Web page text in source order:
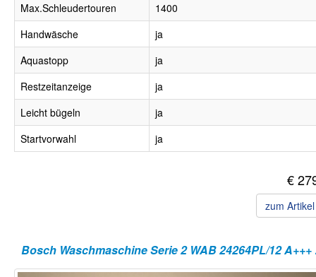
Max.Schleudertouren
1400
Handwäsche
ja
Aquastopp
ja
Restzeitanzeige
ja
Leicht bügeln
ja
Startvorwahl
ja
€
zum